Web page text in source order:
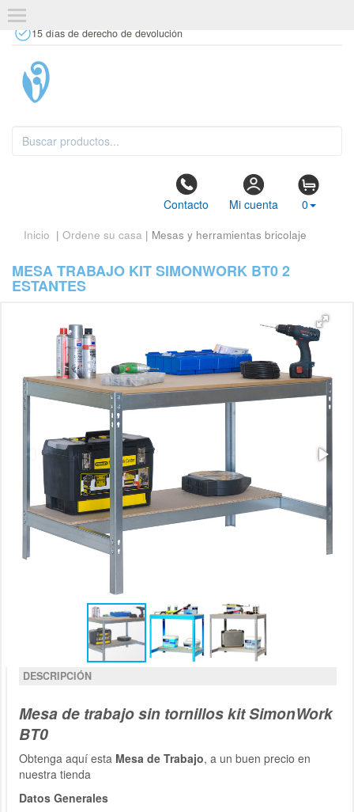
15 días de derecho de devolución
Contacto Mi cuenta 0
Inicio | Ordene su casa | Mesas y herramientas bricolaje
MESA TRABAJO KIT SIMONWORK BT0 2
ESTANTES
DESCRIPCIÓN
Mesa de trabajo sin tornillos kit SimonWork
BT0
Obtenga aquí esta Mesa de Trabajo, a un buen precio en
nuestra tienda
Datos Generales